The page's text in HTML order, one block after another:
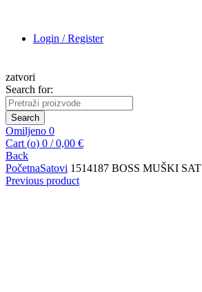
Login / Register
zatvori
Search for:
Search
Omiljeno 0
Cart (o) 0 / 0,00 €
Back
PočetnaSatovi 1514187 BOSS MUŠKI SAT
Previous product